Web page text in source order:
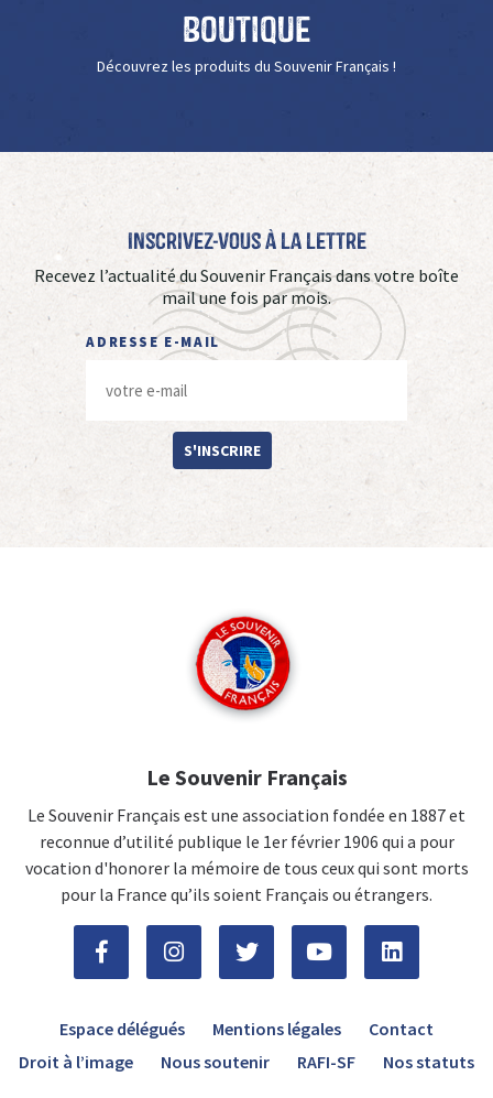
Boutique
Découvrez les produits du Souvenir Français !
Inscrivez-vous à La Lettre
Recevez l’actualité du Souvenir Français dans votre boîte
mail une fois par mois.
ADRESSE E-MAIL
S'INSCRIRE
Le Souvenir Français
Le Souvenir Français est une association fondée en 1887 et
reconnue d’utilité publique le 1er février 1906 qui a pour
vocation d'honorer la mémoire de tous ceux qui sont morts
pour la France qu’ils soient Français ou étrangers.
Espace délégués Mentions légales
Contact
Droit à l’image
Nous soutenir RAFI-SF Nos statuts